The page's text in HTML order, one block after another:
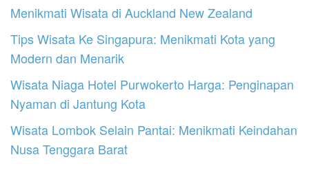
Menikmati Wisata di Auckland New Zealand
Tips Wisata Ke Singapura: Menikmati Kota yang
Modern dan Menarik
Wisata Niaga Hotel Purwokerto Harga: Penginapan
Nyaman di Jantung Kota
Wisata Lombok Selain Pantai: Menikmati Keindahan
Nusa Tenggara Barat